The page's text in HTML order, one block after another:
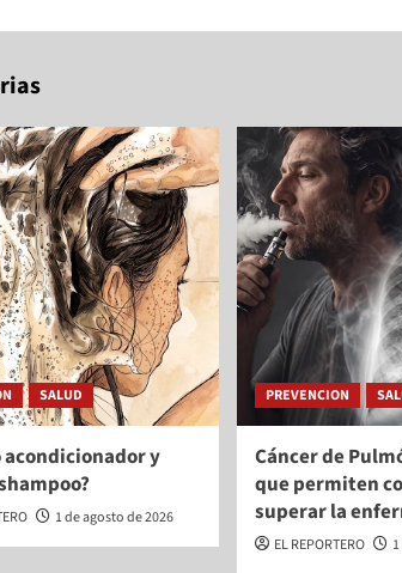
SALUD
y
1 de agosto de 2026
PREVENCION
Cáncer de
que permiten
superar la
EL REPORTERO